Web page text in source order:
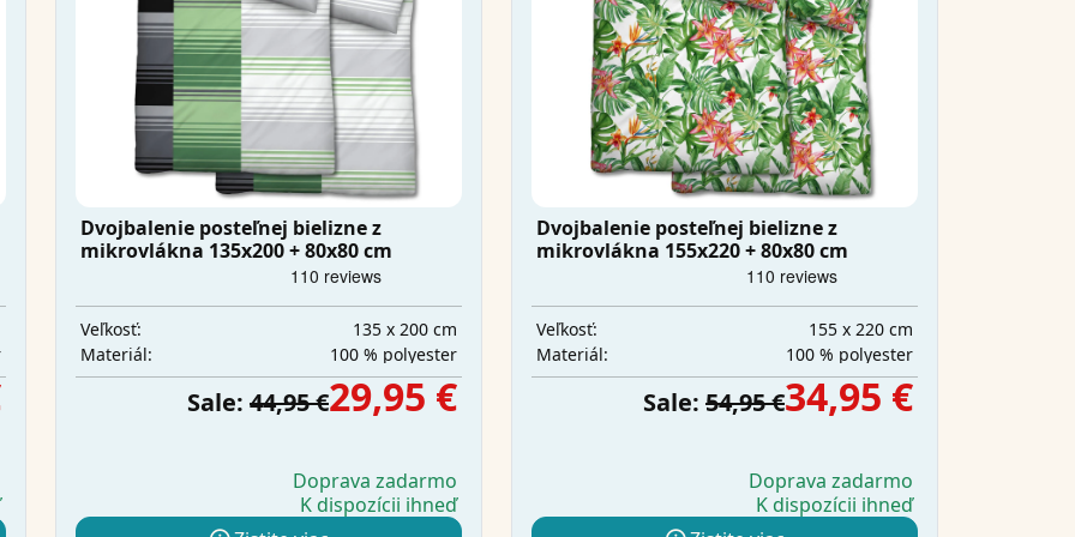
Dvojbalenie posteľnej bielizne z
mikrovlákna 135x200 + 80x80 cm
Veľkosť:
135 x 200 cm
Materiál:
100 % polyester
Sale: 44,95 €29,95 €
Doprava zadarmo
K dispozícii ihneď
Dvojbalenie posteľnej bielizne z
mikrovlákna 155x220 + 80x80 cm
Veľkosť:
155 x 220 cm
Materiál:
100 % polyester
Sale: 54,95 €34,95 €
Doprava zadarmo
K dispozícii ihneď